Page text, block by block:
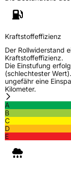
Schlauchtyp
ZustandNeureifen
M+SJa
VerstärktXL
EU Label
EffizienzD
NasshaftungA
Kraftstoffeffizienz
Der Rollwiderstand
Kraftstoffeffizienz.
Die Einstufung
(schlechtester
ungefähr eine
Kilometer.
A
B
C
D
E